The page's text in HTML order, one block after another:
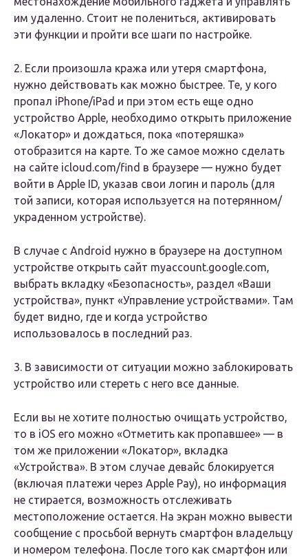
им удаленно. Стоит не полениться, активировать
эти функции и пройти все шаги по настройке.
2. Если произошла кража или утеря смартфона,
нужно действовать как можно быстрее. Те, у кого
пропал iPhone/iPad и при этом есть еще одно
устройство Apple, необходимо открыть приложение
«Локатор» и дождаться, пока «потеряшка»
отобразится на карте. То же самое можно сделать
на сайте icloud.com/find в браузере — нужно будет
войти в Apple ID, указав свои логин и пароль (для
той записи, которая используется на потерянном/
украденном устройстве).
В случае с Android нужно в браузере на доступном
устройстве открыть сайт myaccount.google.com,
выбрать вкладку «Безопасность», раздел «Ваши
устройства», пункт «Управление устройствами». Там
будет видно, где и когда устройство
использовалось в последний раз.
3. В зависимости от ситуации можно заблокировать
устройство или стереть с него все данные.
Если вы не хотите полностью очищать устройство,
то в iOS его можно «Отметить как пропавшее» — в
том же приложении «Локатор», вкладка
«Устройства». В этом случае девайс блокируется
(включая платежи через Apple Pay), но информация
не стирается, возможность отслеживать
местоположение остается. На экран можно вывести
сообщение с просьбой вернуть смартфон владельцу
и номером телефона. После того как смартфон или